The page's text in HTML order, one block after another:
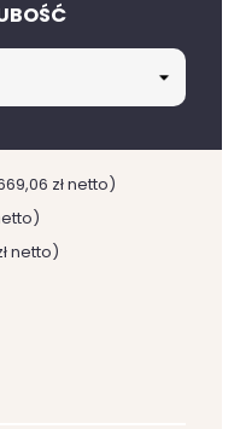
zł netto)
netto)